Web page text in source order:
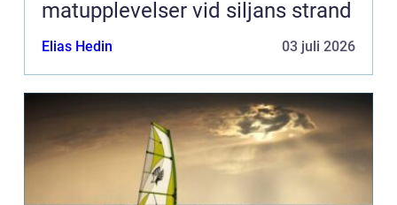
matupplevelser vid siljans strand
Elias Hedin 03 juli 2026